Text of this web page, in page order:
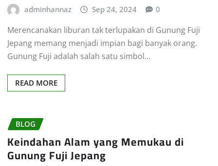
adminhannaz Sep 24, 2024 0
Merencanakan liburan tak terlupakan di Gunung Fuji
Jepang memang menjadi impian bagi banyak orang.
Gunung Fuji adalah salah satu simbol…
READ MORE
BLOG
Keindahan Alam yang Memukau di
Gunung Fuji Jepang